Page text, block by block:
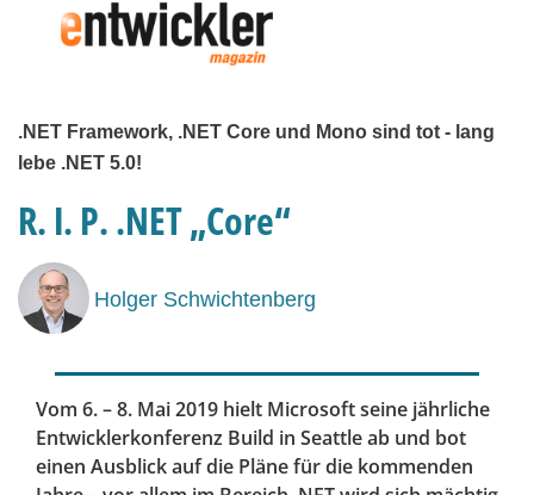
.NET Framework, .NET Core und Mono sind tot - lang
lebe .NET 5.0!
R. I. P. .NET „Core“
Holger Schwichtenberg
Vom 6. – 8. Mai 2019 hielt Microsoft seine jährliche
Entwicklerkonferenz Build in Seattle ab und bot
einen Ausblick auf die Pläne für die kommenden